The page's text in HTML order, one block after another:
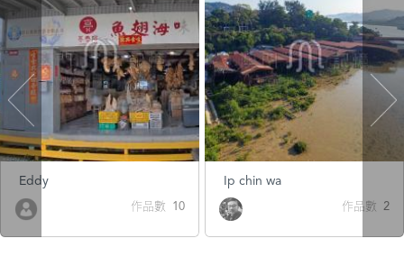
Eddy
作品數 10
Ip chin wa
作品數 2